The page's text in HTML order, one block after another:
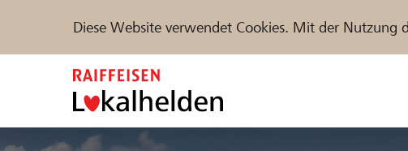
Diese Website verwendet Cookies. Mit der Nutzung